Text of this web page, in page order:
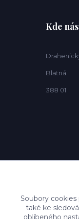
Kde
Blatná
388 01
Soubory
také ke
oblíbeného